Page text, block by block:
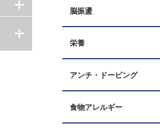
脳振盪
栄養
アンチ・ドーピング
食物アレルギー